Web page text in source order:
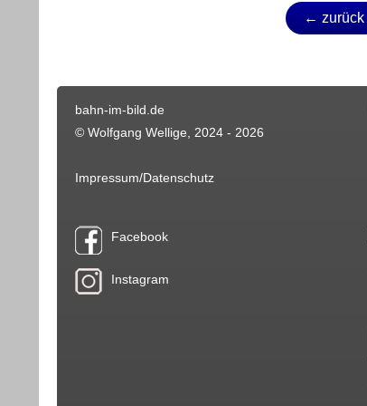
← zurück
bahn-im-bild.de
© Wolfgang Wellige, 2024 - 2026
Impressum/Datenschutz
Facebook
Instagram